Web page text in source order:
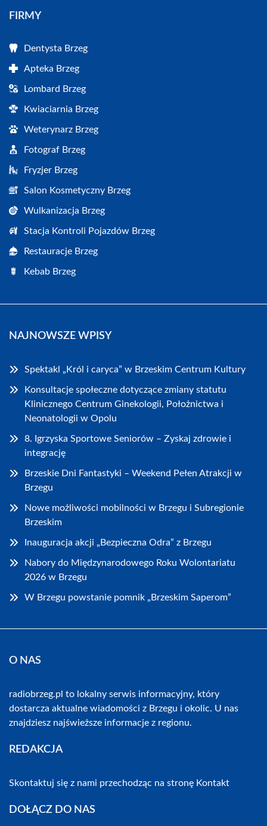
FIRMY
Dentysta Brzeg
Apteka Brzeg
Lombard Brzeg
Kwiaciarnia Brzeg
Weterynarz Brzeg
Fotograf Brzeg
Fryzjer Brzeg
Salon Kosmetyczny Brzeg
Wulkanizacja Brzeg
Stacja Kontroli Pojazdów Brzeg
Restauracje Brzeg
Kebab Brzeg
NAJNOWSZE WPISY
Spektakl „Król i caryca” w Brzeskim Centrum Kultury
Konsultacje społeczne dotyczące zmiany statutu
Klinicznego Centrum Ginekologii, Położnictwa i
Neonatologii w Opolu
8. Igrzyska Sportowe Seniorów – Zyskaj zdrowie i
integrację
Brzeskie Dni Fantastyki – Weekend Pełen Atrakcji w
Brzegu
Nowe możliwości mobilności w Brzegu i Subregionie
Brzeskim
Inauguracja akcji „Bezpieczna Odra” z Brzegu
Nabory do Międzynarodowego Roku Wolontariatu
2026 w Brzegu
W Brzegu powstanie pomnik „Brzeskim Saperom”
O NAS
radiobrzeg.pl to lokalny serwis informacyjny, który
dostarcza aktualne wiadomości z Brzegu i okolic. U nas
znajdziesz najświeższe informacje z regionu.
REDAKCJA
Skontaktuj się z nami przechodząc na stronę Kontakt
DOŁĄCZ DO NAS